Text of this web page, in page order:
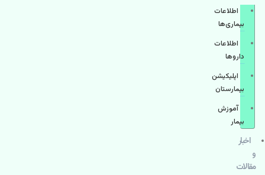
اطلاعات
بیماری‌ها
اطلاعات
دارو‌ها
اپليكيشن
بيمارستان
آموزش
بیمار
اخبار
و
مقالات